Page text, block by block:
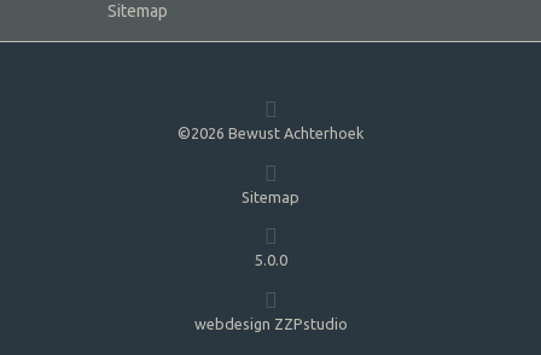
Sitemap
©2026 Bewust Achterhoek
Sitemap
5.0.0
webdesign ZZPstudio